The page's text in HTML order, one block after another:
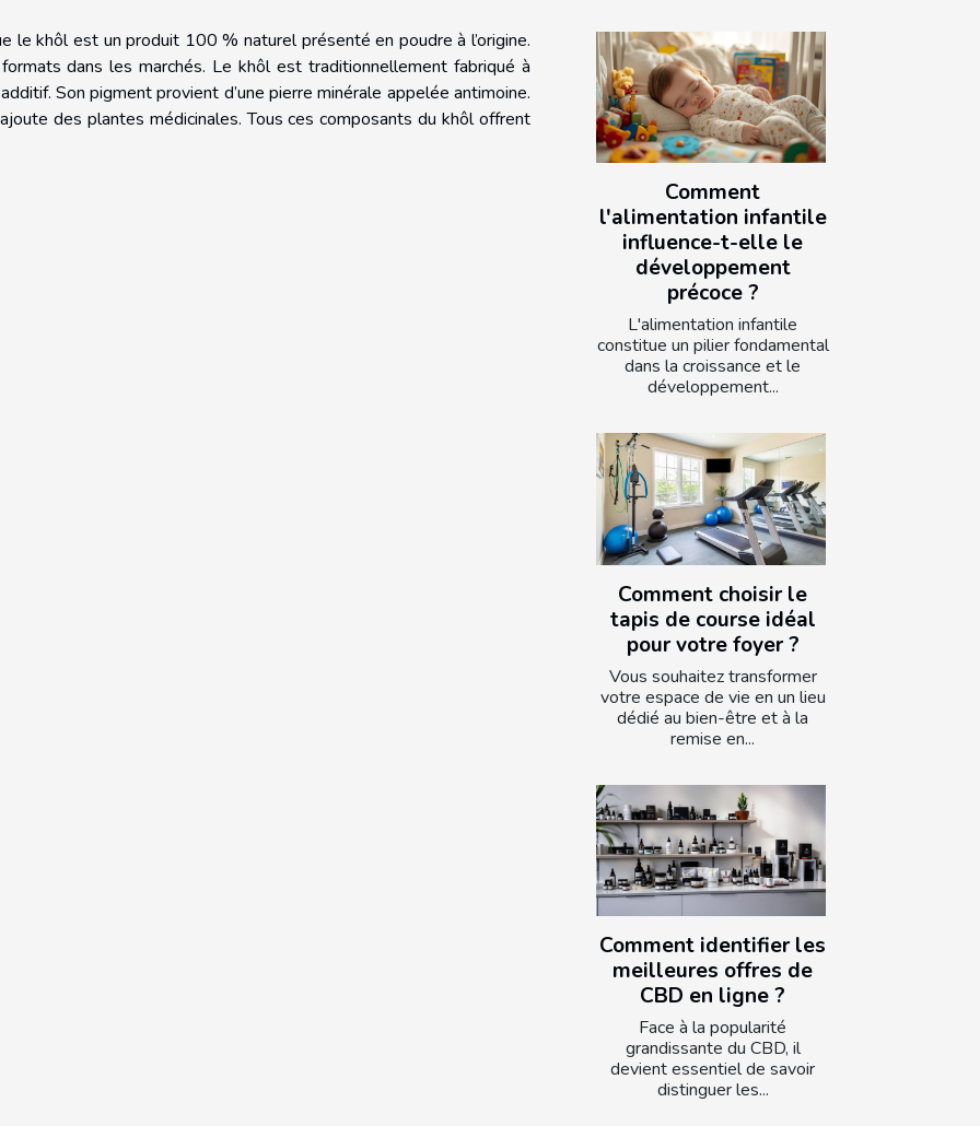
le khôl est un produit 100 % naturel présenté en poudre à l’origine.
dans les marchés. Le khôl est traditionnellement fabriqué à
Son pigment provient d’une pierre minérale appelée antimoine.
des plantes médicinales. Tous ces composants du khôl offrent
Comment
l'alimentation infantile
influence-t-elle le
développement
précoce ?
L'alimentation infantile
constitue un pilier fondamental
dans la croissance et le
développement...
Comment choisir le
tapis de course idéal
pour votre foyer ?
Vous souhaitez transformer
votre espace de vie en un lieu
dédié au bien-être et à la
remise en...
Comment identifier les
meilleures offres de
CBD en ligne ?
Face à la popularité
grandissante du CBD, il
devient essentiel de savoir
distinguer les...